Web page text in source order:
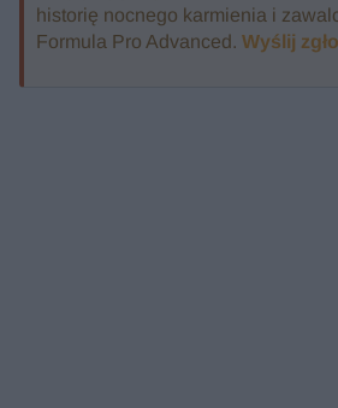
historię nocnego karmienia i
Formula Pro Advanced. Wyślij